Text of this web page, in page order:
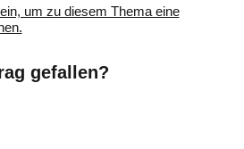
um zu diesem Thema eine
gefallen?